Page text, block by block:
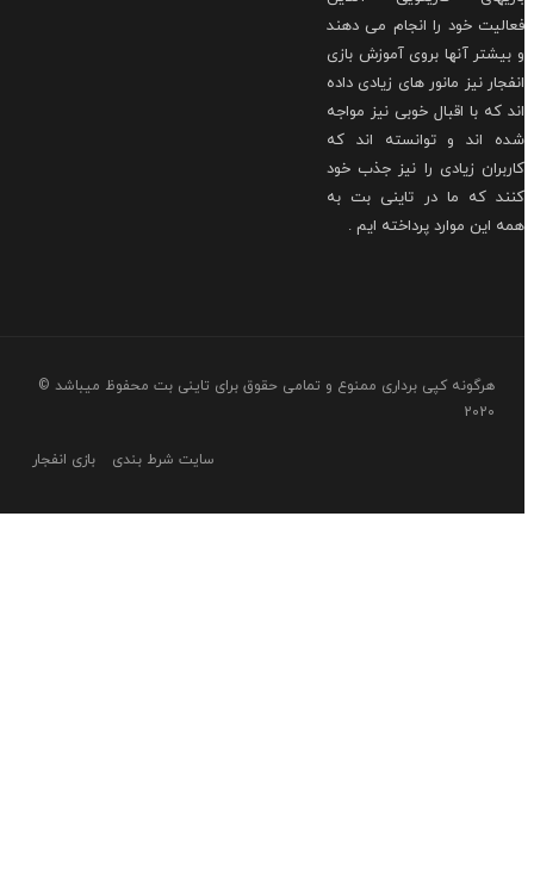
خود را انجام می دهند
آنها بروی آموزش بازی
نیز مانور های زیادی داده
با اقبال خوبی نیز مواجه
و توانسته اند که
زیادی را نیز جذب خود
که ما در تاینی بت به
موارد پرداخته ایم .
هرگونه کپی برداری ممنوع و تمامی حقوق برای تاینی بت محفوظ میباشد ©
سایت شرط بندی بازی انفجار